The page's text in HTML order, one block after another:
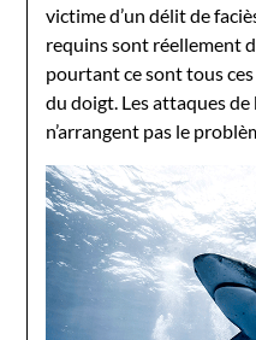
victime d’un délit de
requins sont réellement
pourtant ce sont tous
du doigt. Les attaques
n’arrangent pas le